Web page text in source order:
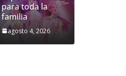
para toda la
familia
agosto 4, 2026